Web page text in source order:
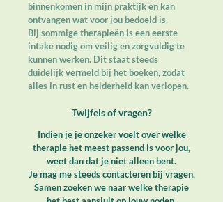
binnenkomen in mijn praktijk en kan
ontvangen wat voor jou bedoeld is.
Bij sommige therapieën is een eerste
intake nodig om veilig en zorgvuldig te
kunnen werken. Dit staat steeds
duidelijk vermeld bij het boeken, zodat
alles in rust en helderheid kan verlopen.
Twijfels of vragen?
Indien je je onzeker voelt over welke
therapie het meest passend is voor jou,
weet dan dat je niet alleen bent.
Je mag me steeds contacteren bij vragen.
Samen zoeken we naar welke therapie